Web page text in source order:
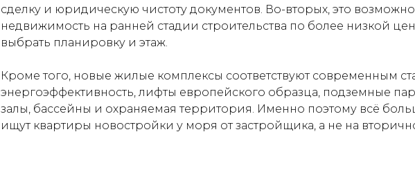
сделку и юридическую чистоту документов. Во-вторых, это
недвижимость на ранней стадии строительства по более низкой
выбрать планировку и этаж.
Кроме того, новые жилые комплексы соответствуют современным
энергоэффективность, лифты европейского образца, подземные
залы, бассейны и охраняемая территория. Именно поэтому всё
ищут квартиры новостройки у моря от застройщика, а не на